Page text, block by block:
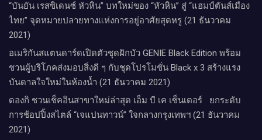
“บันยัน เรสซิเดนซ์ หัวหิน” บทใหม่ของ “หัวหิน” สู่ “แฮมป์ตันส์เมือง
ไทย” จุดหมายปลายทางแห่งการอยู่อาศัยสุดหรู (21 ธันวาคม
2021)
อเมริกันสแตนดาร์ดเปิดตัวชุดฝักบัว GENIE Black Edition พร้อม
ชวนผู้บริโภคส่งมอบสิ่งดี ๆ กับชุดโปรโมชั่น Black x 3 สร้างแรง
บันดาลใจใหม่ในห้องน้ำ (21 ธันวาคม 2021)
ดองกิ ชวนเช็คอินสาขาใหม่ล่าสุด เอ็ม บี เค เซ็นเตอร์ ยกระดับ
การช้อปปิ้งสไตล์ “เจแปนทาวน์” ใจกลางกรุงเทพฯ (21 ธันวาคม
2021)